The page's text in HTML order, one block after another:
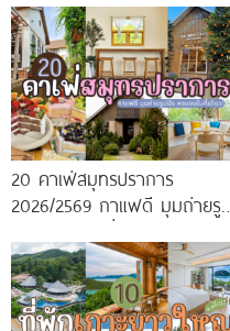
20 คาเฟ่สมุทรปราการ
2026/2569 กาแฟดี มุมถ่ายรูป